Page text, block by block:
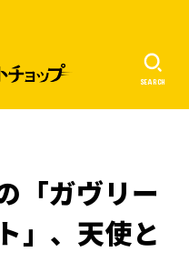
SEARCH
「ガヴリー
」、天使と